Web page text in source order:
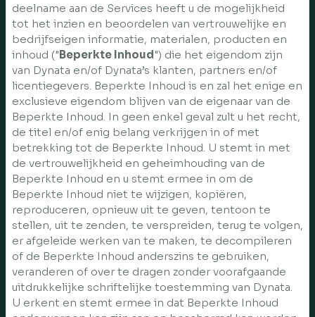
deelname aan de Services heeft u de mogelijkheid
tot het inzien en beoordelen van vertrouwelijke en
bedrijfseigen informatie, materialen, producten en
inhoud ("Beperkte Inhoud") die het eigendom zijn
van Dynata en/of Dynata’s klanten, partners en/of
licentiegevers. Beperkte Inhoud is en zal het enige en
exclusieve eigendom blijven van de eigenaar van de
Beperkte Inhoud. In geen enkel geval zult u het recht,
de titel en/of enig belang verkrijgen in of met
betrekking tot de Beperkte Inhoud. U stemt in met
de vertrouwelijkheid en geheimhouding van de
Beperkte Inhoud en u stemt ermee in om de
Beperkte Inhoud niet te wijzigen, kopiëren,
reproduceren, opnieuw uit te geven, tentoon te
stellen, uit te zenden, te verspreiden, terug te volgen,
er afgeleide werken van te maken, te decompileren
of de Beperkte Inhoud anderszins te gebruiken,
veranderen of over te dragen zonder voorafgaande
uitdrukkelijke schriftelijke toestemming van Dynata.
U erkent en stemt ermee in dat Beperkte Inhoud